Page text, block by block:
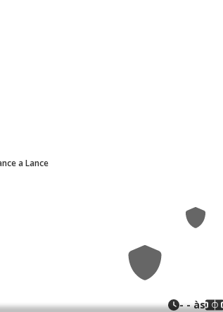
a Lance
-- às